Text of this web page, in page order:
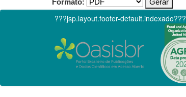
???jsp.layout.footer-default.indexado???